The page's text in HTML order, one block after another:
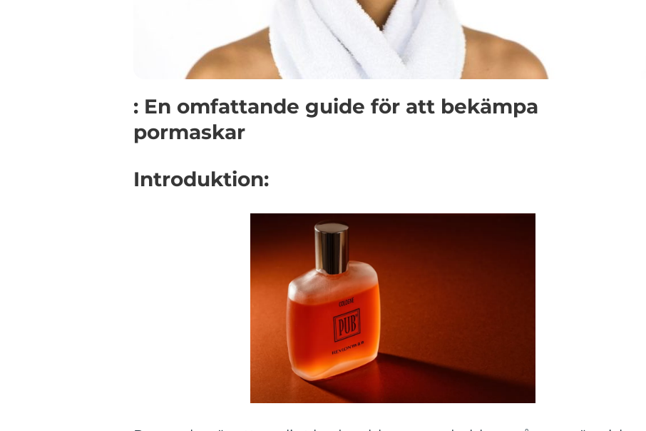
: En omfattande guide för att bekämpa
pormaskar
Introduktion: